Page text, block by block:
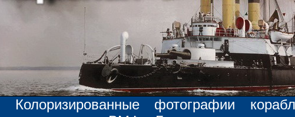
Колоризированные фотографии